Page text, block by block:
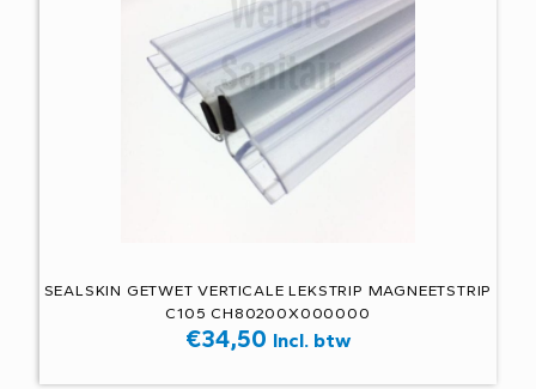
SEALSKIN GETWET VERTICALE LEKSTRIP MAGNEETSTRIP
C105 CH80200X000000
€34,50 Incl. btw